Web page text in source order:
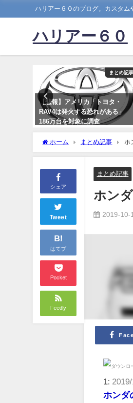
ハリアー６０のブログ。カスタム
ハリアー６０
まとめ記事
【悲報】アメリカ「トヨタ・
RAV4は発火する恐れがある」
186万台を対象に調査
ホーム まとめ記事 ホ
シェア
Tweet
B!
はてブ
Pocket
Feedly
まとめ記事
ホン
2019-10-
1:
ホンダ